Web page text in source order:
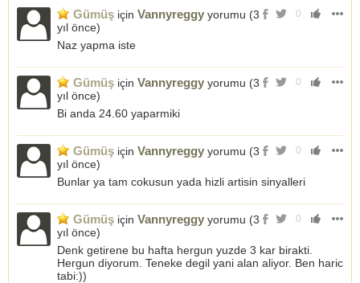
0
Gümüş için Vannyreggy yorumu (3
yıl önce)
Naz yapma iste
0
Gümüş için Vannyreggy yorumu (3
yıl önce)
Bi anda 24.60 yaparmiki
0
Gümüş için Vannyreggy yorumu (3
yıl önce)
Bunlar ya tam cokusun yada hizli artisin sinyalleri
0
Gümüş için Vannyreggy yorumu (3
yıl önce)
Denk getirene bu hafta hergun yuzde 3 kar birakti.
Hergun diyorum. Teneke degil yani alan aliyor. Ben haric
tabi:))